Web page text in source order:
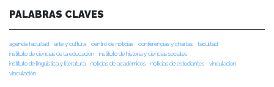
PALABRAS CLAVES
agenda facultad arte y cultura centro de noticias conferencias y charlas
facultad
instituto de ciencias de la educación
instituto de historia y ciencias sociales
instituto de lingüística y literatura
noticias de académicos noticias de estudiantes
vinculacion
vinculación